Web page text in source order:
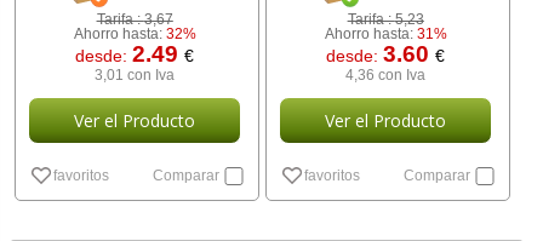
Tarifa :3,67
Ahorro hasta: 32%
desde:2.49€
3,01 con Iva
Ver el Producto
favoritos Comparar
Tarifa :5,23
Ahorro hasta: 31%
desde:3.60€
4,36 con Iva
Ver el Producto
favoritos Comparar